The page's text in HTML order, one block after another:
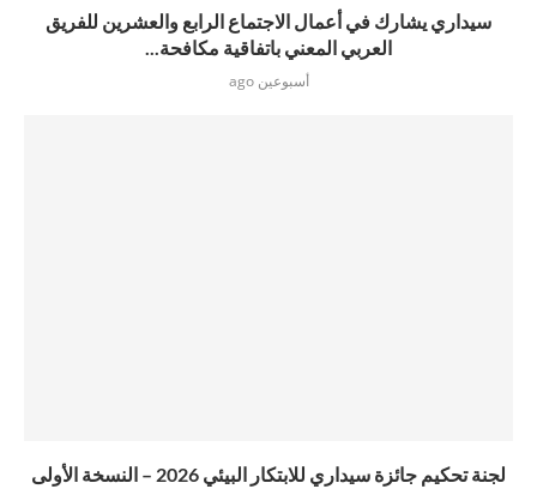
سيداري يشارك في أعمال الاجتماع الرابع والعشرين للفريق
العربي المعني باتفاقية مكافحة...
أسبوعين ago
لجنة تحكيم جائزة سيداري للابتكار البيئي 2026 – النسخة الأولى